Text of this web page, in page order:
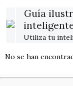
Guía
Utiliza tu
No se han